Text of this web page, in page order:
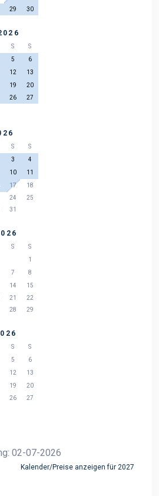
29
30
S
S
5
6
12
13
19
20
26
27
S
S
3
4
10
11
17
18
24
25
31
S
S
1
7
8
14
15
21
22
28
29
S
S
5
6
12
13
19
20
26
27
02-07-2026
Kalender/Preise anzeigen für 2027